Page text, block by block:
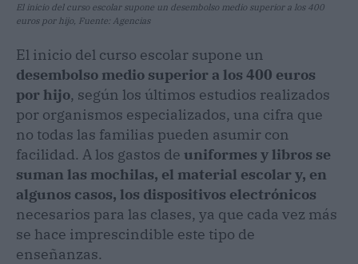
El inicio del curso escolar supone un desembolso medio superior a los 400
euros por hijo, Fuente: Agencias
El inicio del curso escolar supone un
desembolso medio superior a los 400 euros
por hijo, según los últimos estudios realizados
por organismos especializados, una cifra que
no todas las familias pueden asumir con
facilidad. A los gastos de uniformes y libros se
suman las mochilas, el material escolar y, en
algunos casos, los dispositivos electrónicos
necesarios para las clases, ya que cada vez más
se hace imprescindible este tipo de
enseñanzas.